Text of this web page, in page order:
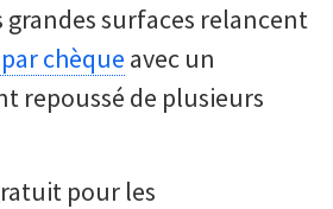
grandes surfaces relancent
chèque avec un
repoussé de plusieurs
pour les